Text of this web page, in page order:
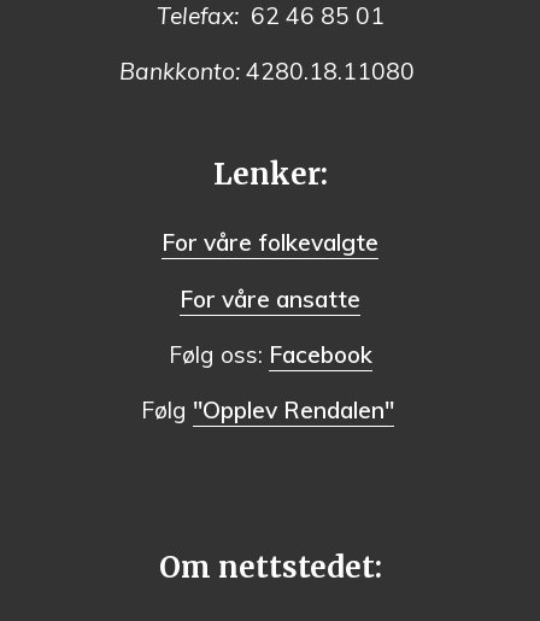
Telefax:62 46 85 01
Bankkonto: 4280.18.11080
Lenker:
For våre folkevalgte
For våre ansatte
Følg oss: Facebook
Følg "Opplev Rendalen"
Om nettstedet: